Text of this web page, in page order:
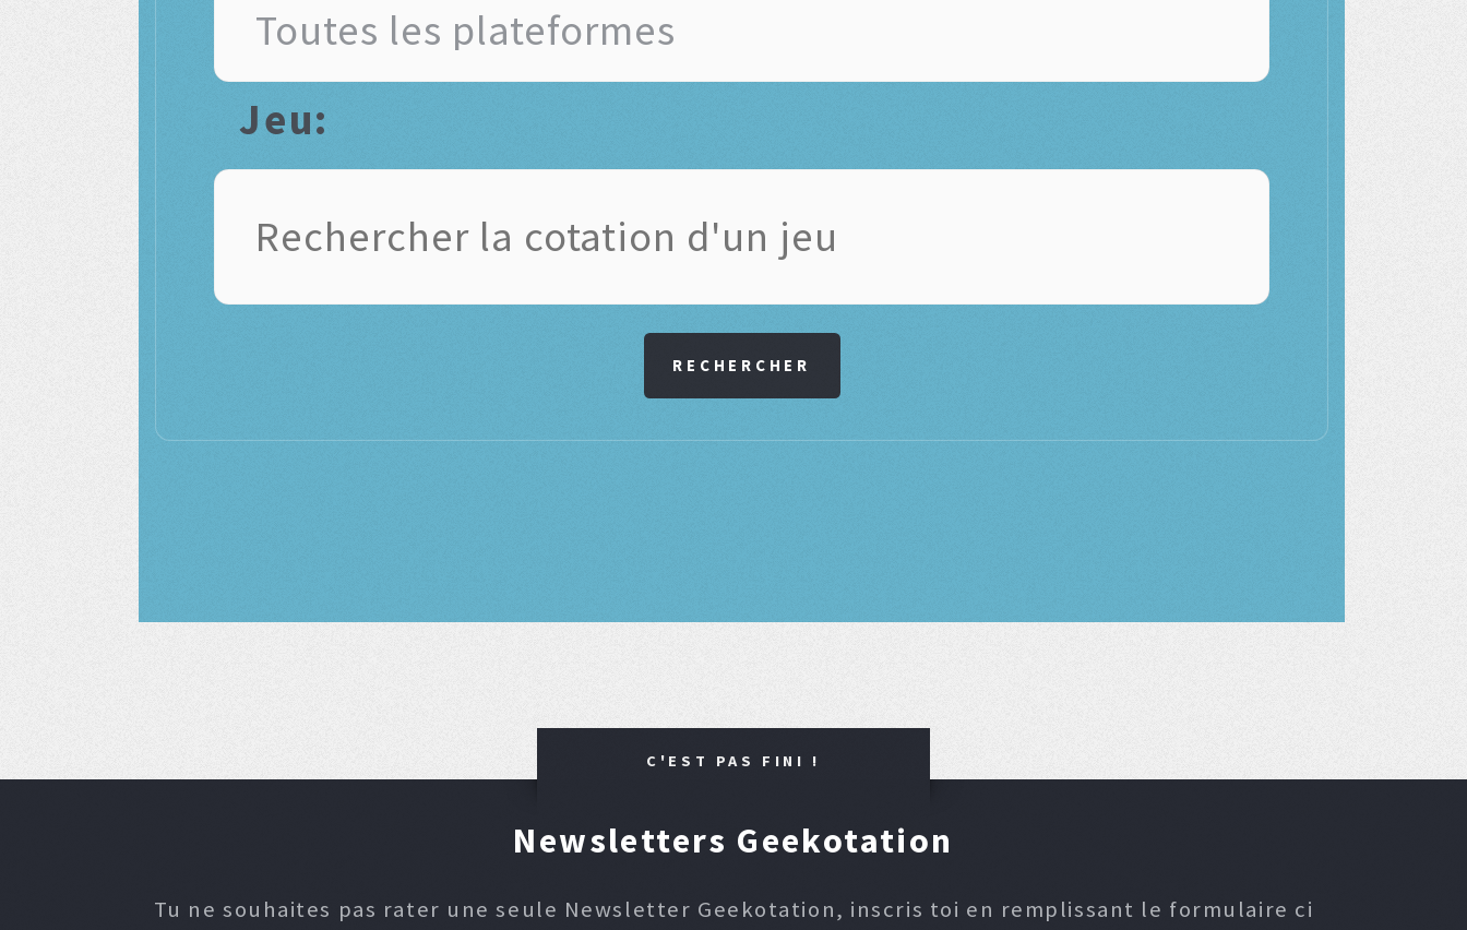
Jeu:
RECHERCHER
C'EST PAS FINI !
Newsletters Geekotation
Tu ne souhaites pas rater une seule Newsletter Geekotation, inscris toi en remplissant le formulaire ci